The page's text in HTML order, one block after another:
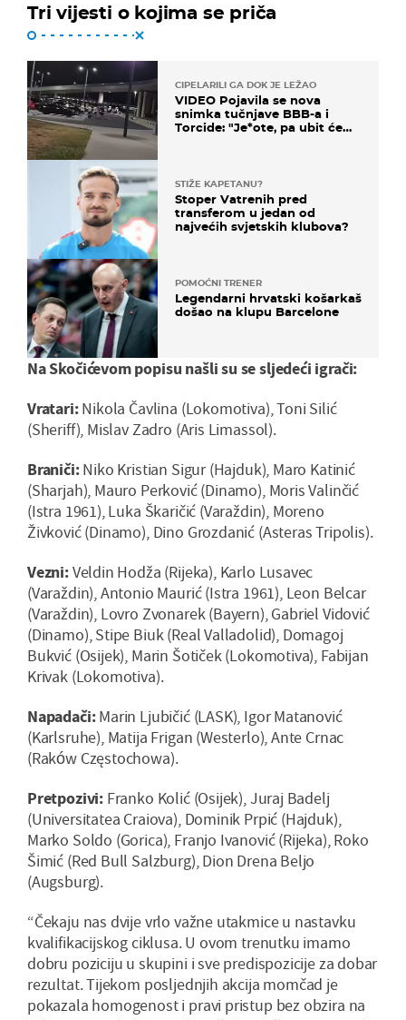
Tri vijesti o kojima se priča
CIPELARILI GA DOK JE LEŽAO
VIDEO Pojavila se nova
snimka tučnjave BBB-a i
Torcide: "Je*ote, pa ubit će
STIŽE KAPETANU?
Stoper Vatrenih pred
transferom u jedan od
najvećih svjetskih klubova?
POMOĆNI TRENER
Legendarni hrvatski košarkaš
došao na klupu Barcelone
Na Skočićevom popisu našli su se sljedeći igrači:
Vratari:Nikola Čavlina (Lokomotiva), Toni Silić
(Sheriff), Mislav Zadro (Aris Limassol).
Braniči:Niko Kristian Sigur (Hajduk), Maro Katinić
(Sharjah), Mauro Perković (Dinamo), Moris Valinčić
(Istra 1961), Luka Škaričić (Varaždin), Moreno
Živković (Dinamo), Dino Grozdanić (Asteras Tripolis).
Vezni:Veldin Hodža (Rijeka), Karlo Lusavec
(Varaždin), Antonio Maurić (Istra 1961), Leon Belcar
(Varaždin), Lovro Zvonarek (Bayern), Gabriel Vidović
(Dinamo), Stipe Biuk (Real Valladolid), Domagoj
Bukvić (Osijek), Marin Šotiček (Lokomotiva), Fabijan
Krivak (Lokomotiva).
Napadači:Marin Ljubičić (LASK), Igor Matanović
(Karlsruhe), Matija Frigan (Westerlo), Ante Crnac
(Raków Częstochowa).
Pretpozivi: Franko Kolić (Osijek), Juraj Badelj
(Universitatea Craiova), Dominik Prpić (Hajduk),
Marko Soldo (Gorica), Franjo Ivanović (Rijeka), Roko
Šimić (Red Bull Salzburg), Dion Drena Beljo
(Augsburg).
“Čekaju nas dvije vrlo važne utakmice u nastavku
kvalifikacijskog ciklusa. U ovom trenutku imamo
dobru poziciju u skupini i sve predispozicije za dobar
rezultat. Tijekom posljednjih akcija momčad je
pokazala homogenost i pravi pristup bez obzira na